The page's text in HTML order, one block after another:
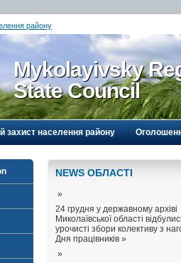
району
Mykolayivsky
State Council
захист населення району
NEWS ОБЛАСТI
»
24 грудня у державному архіві
Миколаївської області
урочисті збори колективу з
Дня працівників »
»